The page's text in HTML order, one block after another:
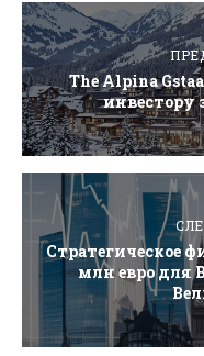
The Alpina
инвестору
Стратегическое
млн евро для